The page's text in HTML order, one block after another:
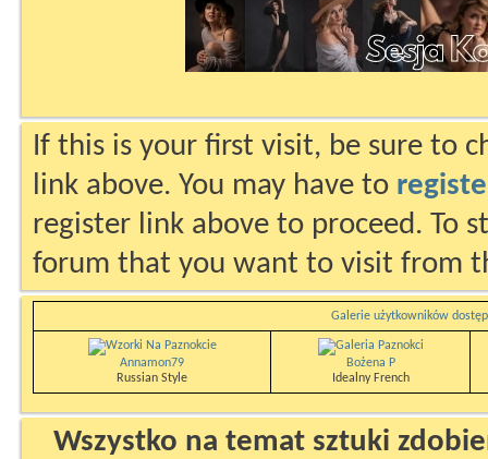
If this is your first visit, be sure to
link above. You may have to
register link above to proceed. To
forum that you want to visit from
Galerie użytkowników
Annamon79
Russian Style
Bożena P
Idealny French
Wszystko na temat sztuki